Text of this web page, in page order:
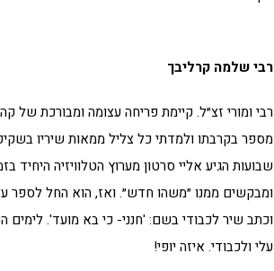
רבי שלמה קרליבך
רבי ומורי זצ״ל. קיימת פריחה עצומה ומבורכת של
מספר בקרבתו ולמדתי כל צליל ממאות שיריו
שבועות הגיע אליי סרטון מערוץ הטלוויזיה
ומבקשים ממנו ״משהו חדש״. ואז, הוא החל לספר
עלי ולכבודי. איזה יופי!